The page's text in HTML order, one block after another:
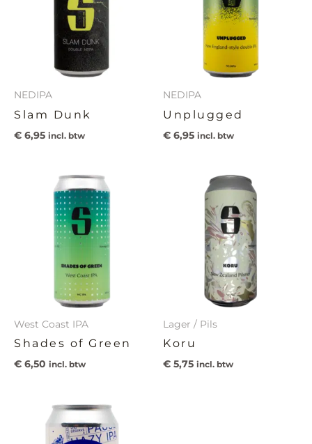
NEDIPA
Slam Dunk
€ 6,95 incl. btw
NEDIPA
Unplugged
€ 6,95 incl. btw
West Coast IPA
Shades of Green
€ 6,50 incl. btw
Lager / Pils
Koru
€ 5,75 incl. btw